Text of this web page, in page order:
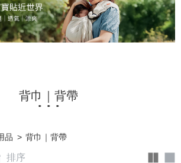
背巾｜背帶
品 背巾｜背帶